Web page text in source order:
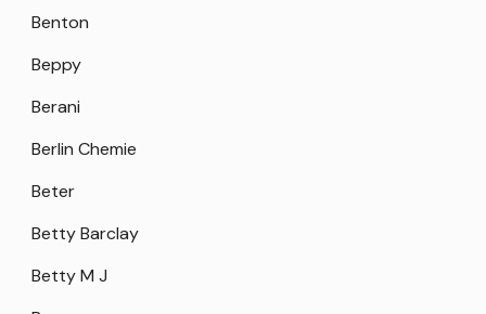
Benton
Beppy
Berani
Berlin Chemie
Beter
Betty Barclay
Betty M J